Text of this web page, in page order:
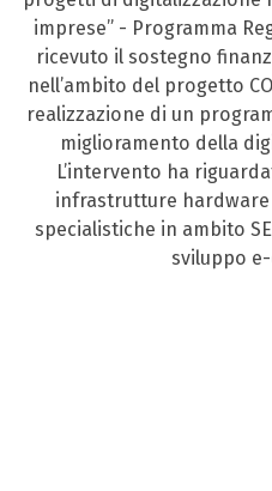
imprese” - Programma
ricevuto il sostegno
nell’ambito del progetto
realizzazione di un
miglioramento della
L’intervento ha
infrastrutture
specialistiche in ambito
sviluppo